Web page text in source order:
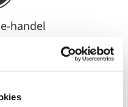
handel
WooCommerce,
er stort set